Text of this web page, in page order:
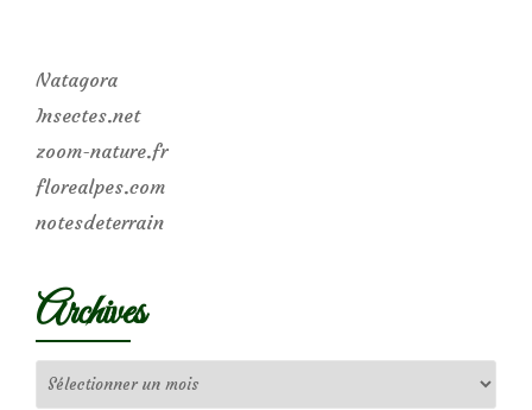
Natagora
Insectes.net
zoom-nature.fr
florealpes.com
notesdeterrain
Archives